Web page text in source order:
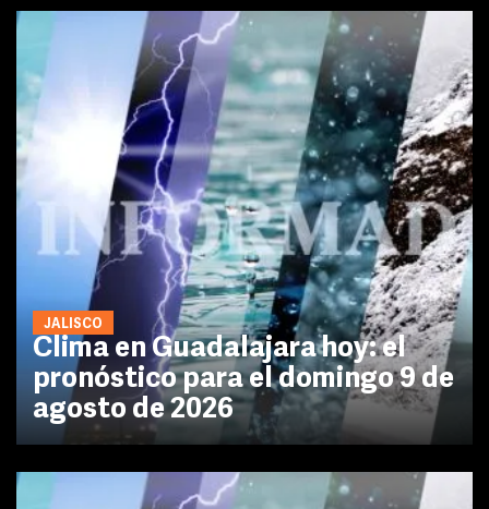
JALISCO
Clima en Guadalajara hoy: el
pronóstico para el domingo 9 de
agosto de 2026